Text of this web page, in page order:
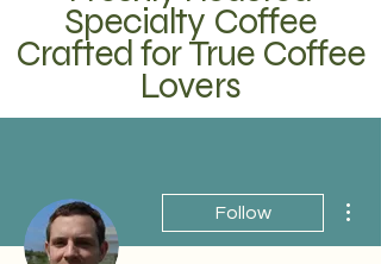
Specialty Coffee
Crafted for True Coffee
Lovers
Follow